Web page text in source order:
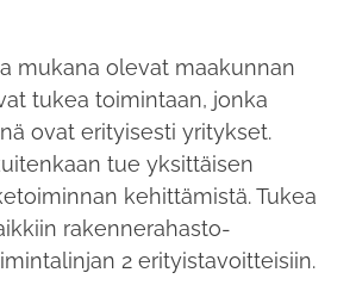
mukana olevat maakunnan
tukea toimintaan, jonka
ovat erityisesti yritykset.
tue yksittäisen
kehittämistä. Tukea
rakennerahasto-
2 erityistavoitteisiin.